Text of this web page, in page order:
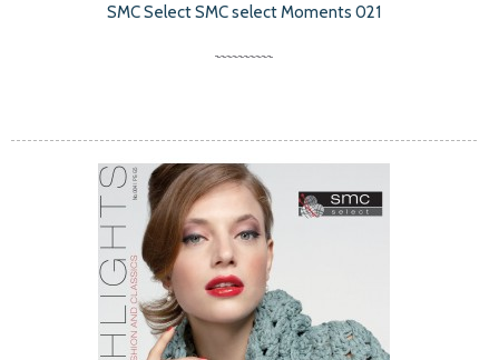
SMC Select SMC select Moments 021